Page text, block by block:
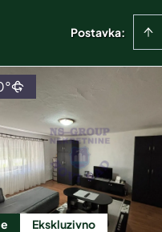
Postavka:
Ekskluzivno